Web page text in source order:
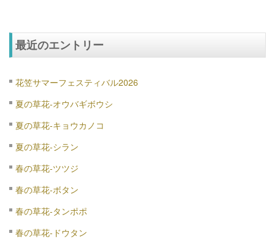
最近のエントリー
花笠サマーフェスティバル2026
夏の草花-オウバギボウシ
夏の草花-キョウカノコ
夏の草花-シラン
春の草花-ツツジ
春の草花-ボタン
春の草花-タンポポ
春の草花-ドウタン